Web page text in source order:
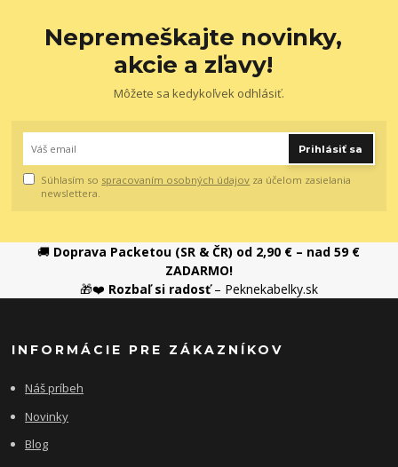
Nepremeškajte novinky,
akcie a zľavy!
Môžete sa kedykoľvek odhlásiť.
Prihlásiť sa
Súhlasím so spracovaním osobných údajov za účelom zasielania
newslettera.
🚚 Doprava Packetou (SR & ČR) od 2,90 € – nad 59 €
ZADARMO!
🎁❤️ Rozbaľ si radosť– Peknekabelky.sk
INFORMÁCIE PRE ZÁKAZNÍKOV
Náš príbeh
Novinky
Blog